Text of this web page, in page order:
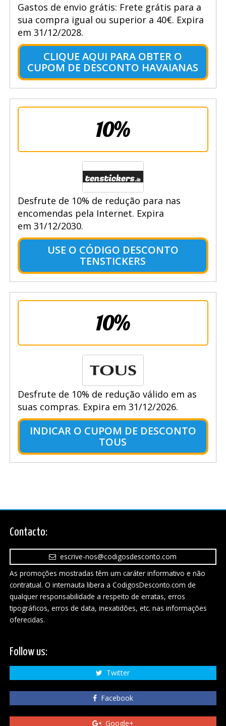
Gastos de envio grátis: Frete grátis para a
sua compra igual ou superior a 40€. Expira
em 31/12/2028.
CLIQUE AQUI PARA OBTER O
CUPOM DE DESCONTO HAVAIANAS
10%
Desfrute de 10% de redução para nas
encomendas pela Internet. Expira
em 31/12/2030.
USE O CÓDIGO DESCONTO
TENSTICKERS
10%
Desfrute de 10% de redução válido em as
suas compras. Expira em 31/12/2026.
INDICAR O CUPOM DE DESCONTO
TOUS
Contacto:
escrive-nos@codigosdesconto.com
As promoções mostradas têm um caráter informativo e não
contratual. O internauta libera a CodigosDesconto.com de
qualquer responsabilidade a respeito de erratas, erros
tipográficos, erros de data, inexatidões, etc. nas informações
oferecidas.
Follow us:
Twitter
Facebook
Google+